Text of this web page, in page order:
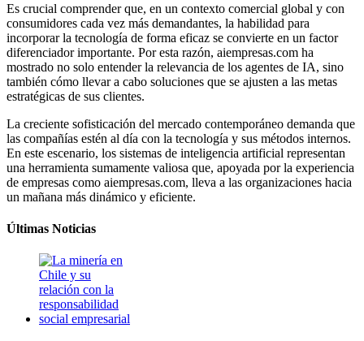
Es crucial comprender que, en un contexto comercial global y con
consumidores cada vez más demandantes, la habilidad para
incorporar la tecnología de forma eficaz se convierte en un factor
diferenciador importante. Por esta razón, aiempresas.com ha
mostrado no solo entender la relevancia de los agentes de IA, sino
también cómo llevar a cabo soluciones que se ajusten a las metas
estratégicas de sus clientes.
La creciente sofisticación del mercado contemporáneo demanda que
las compañías estén al día con la tecnología y sus métodos internos.
En este escenario, los sistemas de inteligencia artificial representan
una herramienta sumamente valiosa que, apoyada por la experiencia
de empresas como aiempresas.com, lleva a las organizaciones hacia
un mañana más dinámico y eficiente.
Últimas Noticias